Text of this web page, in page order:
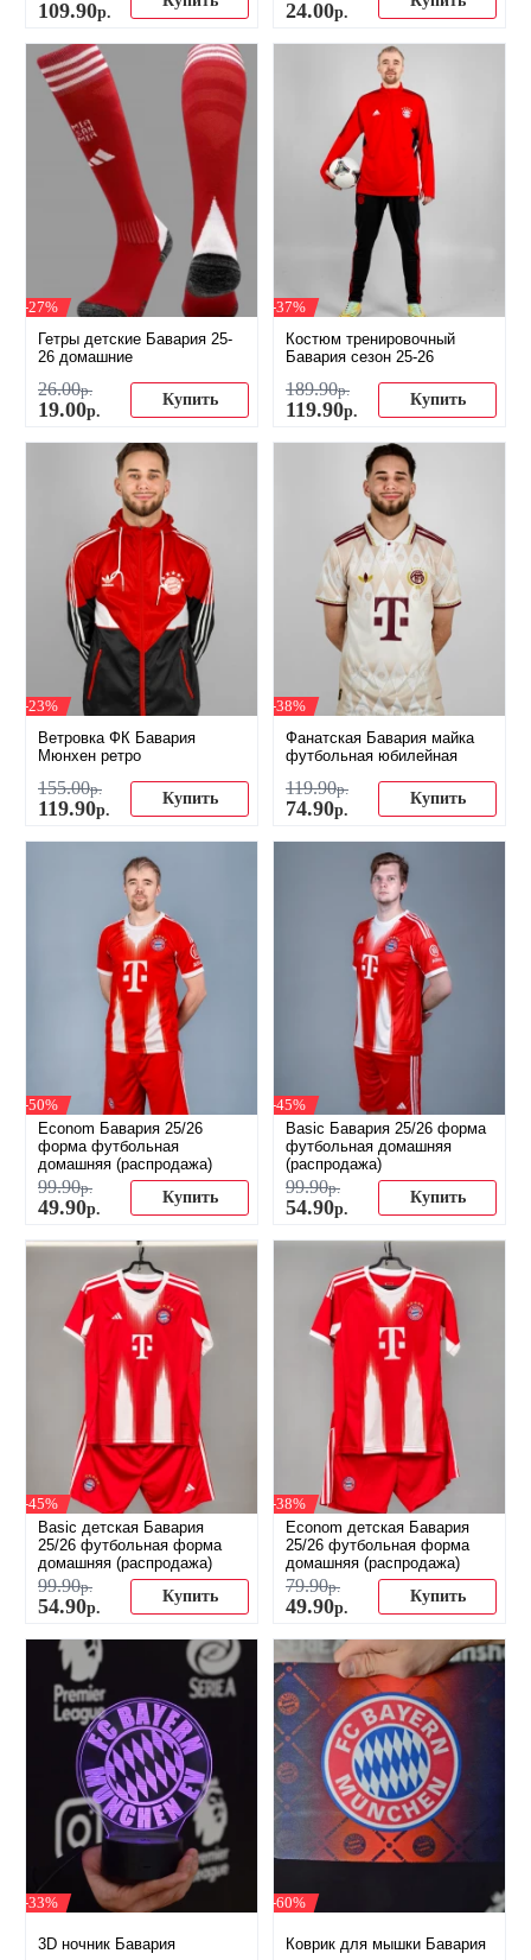
109.90р. 24.00р.
-27%
Гетры детские Бавария 25-
26 домашние
26.00р.
19.00р.
Купить
-37%
Костюм тренировочный
Бавария сезон 25-26
189.90р.
119.90р.
Купить
-23%
Ветровка ФК Бавария
Мюнхен ретро
155.00р.
119.90р.
Купить
-38%
Фанатская Бавария майка
футбольная юбилейная
119.90р.
74.90р.
Купить
-50%
Econom Бавария 25/26
форма футбольная
домашняя (распродажа)
99.90р.
49.90р.
Купить
-45%
Basic Бавария 25/26 форма
футбольная домашняя
(распродажа)
99.90р.
54.90р.
Купить
-45%
Basic детская Бавария
25/26 футбольная форма
домашняя (распродажа)
99.90р.
54.90р.
Купить
-38%
Econom детская Бавария
25/26 футбольная форма
домашняя (распродажа)
79.90р.
49.90р.
Купить
-33%
3D ночник Бавария
-60%
Коврик для мышки Бавария